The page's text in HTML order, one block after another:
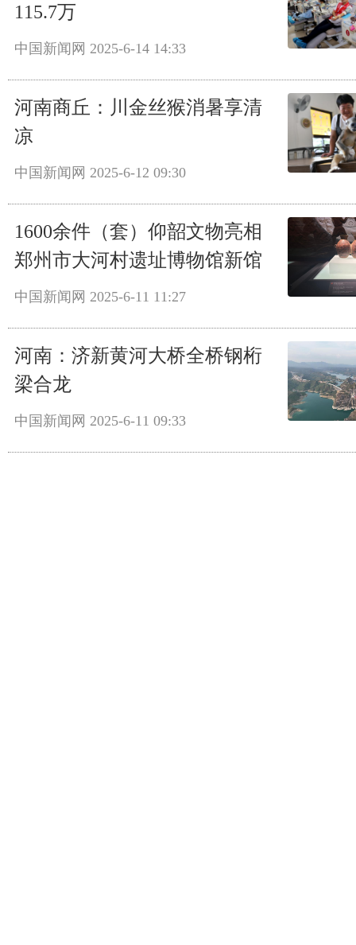
115.7万
中国新闻网 2025-6-14 14:33
河南商丘：川金丝猴消暑享清
凉
中国新闻网 2025-6-12 09:30
1600余件（套）仰韶文物亮相
郑州市大河村遗址博物馆新馆
中国新闻网 2025-6-11 11:27
河南：济新黄河大桥全桥钢桁
梁合龙
中国新闻网 2025-6-11 09:33